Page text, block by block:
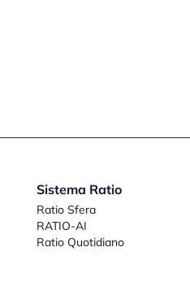
Sistema Ratio
Ratio Sfera
RATIO-AI
Ratio Quotidiano